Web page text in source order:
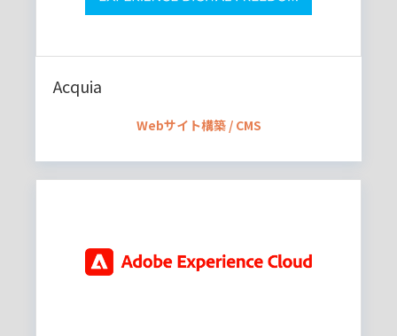
Acquia
Webサイト構築 / CMS